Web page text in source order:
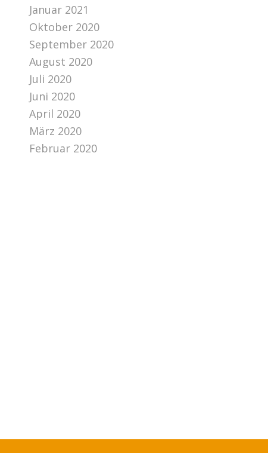
Januar 2021
Oktober 2020
September 2020
August 2020
Juli 2020
Juni 2020
April 2020
März 2020
Februar 2020